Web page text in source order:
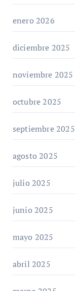
enero 2026
diciembre 2025
noviembre 2025
octubre 2025
septiembre 2025
agosto 2025
julio 2025
junio 2025
mayo 2025
abril 2025